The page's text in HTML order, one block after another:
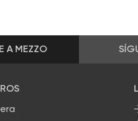
A MEZZO